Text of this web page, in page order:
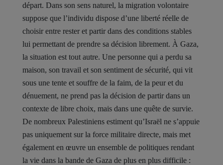
départ. Dans son sens naturel, la migration volontaire
suppose que l’individu dispose d’une liberté réelle de
choisir entre rester et partir dans des conditions stables
lui permettant de prendre sa décision librement. À Gaza,
la situation est tout autre. Une personne qui a perdu sa
maison, son travail et son sentiment de sécurité, qui vit
sous une tente et souffre de la faim, de la peur et du
dénuement, ne prend pas la décision de partir dans un
contexte de libre choix, mais dans une quête de survie.
De nombreux Palestiniens estiment qu’Israël ne s’appuie
pas uniquement sur la force militaire directe, mais met
également en œuvre un ensemble de politiques rendant
la vie dans la bande de Gaza de plus en plus difficile :